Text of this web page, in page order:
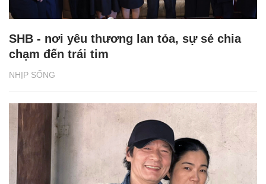
NHỊP SỐNG
SHB - nơi yêu thương lan tỏa, sự sẻ chia
chạm đến trái tim